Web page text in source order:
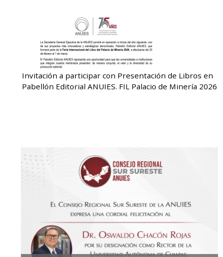
Invitación a participar con Presentación de Libros en
Pabellón Editorial ANUIES. FIL Palacio de Minería 2026